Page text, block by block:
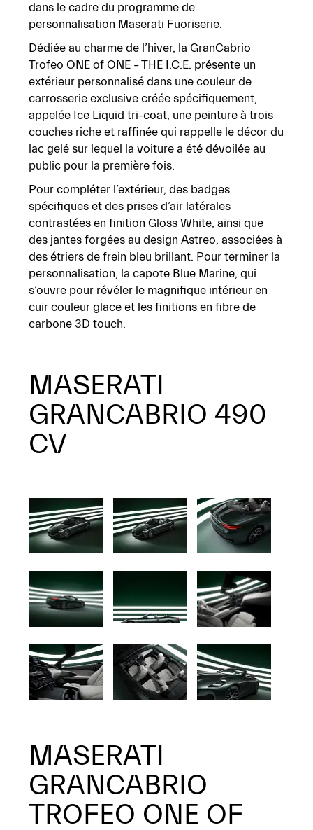
dans le cadre du programme de
personnalisation Maserati Fuoriserie.
Dédiée au charme de l’hiver, la GranCabrio
Trofeo ONE of ONE – THE I.C.E. présente un
extérieur personnalisé dans une couleur de
carrosserie exclusive créée spécifiquement,
appelée Ice Liquid tri-coat, une peinture à trois
couches riche et raffinée qui rappelle le décor du
lac gelé sur lequel la voiture a été dévoilée au
public pour la première fois.
Pour compléter l’extérieur, des badges
spécifiques et des prises d’air latérales
contrastées enfinition Gloss White, ainsi que
des jantes forgées au design Astreo, associées à
des étriers de frein bleu brillant. Pour terminer la
personnalisation, la capote Blue Marine, qui
s’ouvre pour révéler le magnifique intérieur en
cuir couleur glace et les finitions en fibre de
carbone 3Dtouch.
MASERATI
GRANCABRIO 490
CV
MASERATI
GRANCABRIO
TROFEO ONE OF